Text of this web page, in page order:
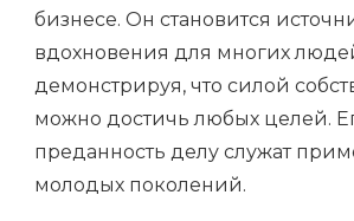
бизнесе. Он становится
вдохновения для многих
демонстрируя, что силой
можно достичь любых целей.
преданность делу служат
молодых поколений.